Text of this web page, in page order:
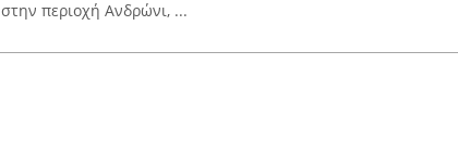
στην περιοχή Ανδρώνι, ...